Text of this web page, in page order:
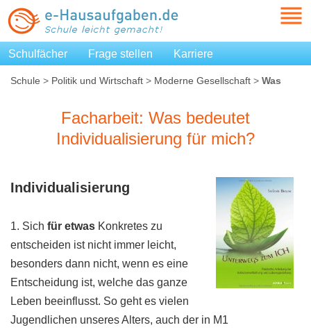
Schulfächer Frage stellen Karriere
Schule > Politik und Wirtschaft > Moderne Gesellschaft > Was
Facharbeit: Was bedeutet
Individualisierung für mich?
Individualisierung
1. Sich für etwas Konkretes zu
entscheiden ist nicht immer leicht,
besonders dann nicht, wenn es eine
Entscheidung ist, welche das ganze
Leben beeinflusst. So geht es vielen
Jugendlichen unseres Alters, auch der in M1